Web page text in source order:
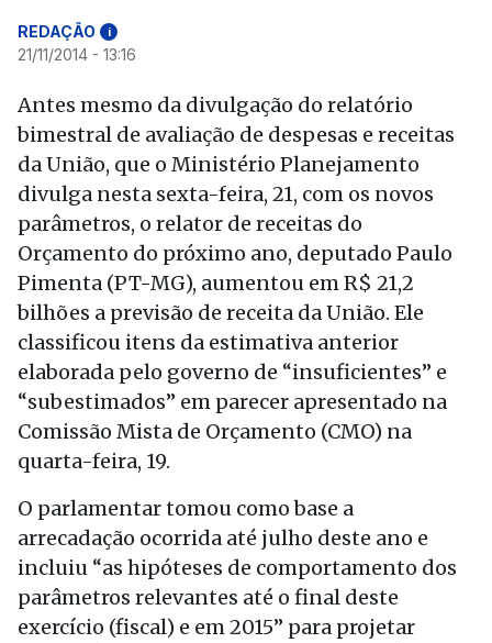
REDAÇÃO i
21/11/2014 - 13:16
Antes mesmo da divulgação do relatório
bimestral de avaliação de despesas e receitas
da União, que o Ministério Planejamento
divulga nesta sexta-feira, 21, com os novos
parâmetros, o relator de receitas do
Orçamento do próximo ano, deputado Paulo
Pimenta (PT-MG), aumentou em R$ 21,2
bilhões a previsão de receita da União. Ele
classificou itens da estimativa anterior
elaborada pelo governo de “insuficientes” e
“subestimados” em parecer apresentado na
Comissão Mista de Orçamento (CMO) na
quarta-feira, 19.
O parlamentar tomou como base a
arrecadação ocorrida até julho deste ano e
incluiu “as hipóteses de comportamento dos
parâmetros relevantes até o final deste
exercício (fiscal) e em 2015” para projetar